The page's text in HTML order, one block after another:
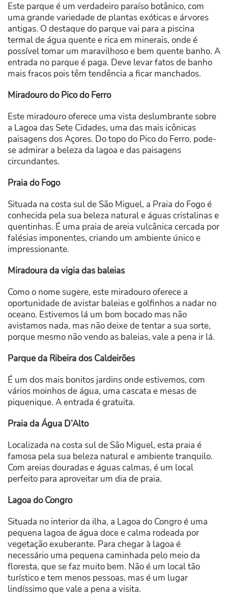
Este parque é um verdadeiro paraíso botânico, com
uma grande variedade de plantas exóticas e árvores
antigas. O destaque do parque vai para a piscina
termal de água quente e rica em minerais, onde é
possível tomar um maravilhoso e bem quente banho. A
entrada no parque é paga. Deve levar fatos de banho
mais fracos pois têm tendência a ficar manchados.
Miradouro do Pico do Ferro
Este miradouro oferece uma vista deslumbrante sobre
a Lagoa das Sete Cidades, uma das mais icônicas
paisagens dos Açores. Do topo do Pico do Ferro, pode-
se admirar a beleza da lagoa e das paisagens
circundantes.
Praia do Fogo
Situada na costa sul de São Miguel, a Praia do Fogo é
conhecida pela sua beleza natural e águas cristalinas e
quentinhas. É uma praia de areia vulcânica cercada por
falésias imponentes, criando um ambiente único e
impressionante.
Miradoura da vigia das baleias
Como o nome sugere, este miradouro oferece a
oportunidade de avistar baleias e golfinhos a nadar no
oceano. Estivemos lá um bom bocado mas não
avistamos nada, mas não deixe de tentar a sua sorte,
porque mesmo não vendo as baleias, vale a pena ir lá.
Parque da Ribeira dos Caldeirões
É um dos mais bonitos jardins onde estivemos, com
vários moinhos de água, uma cascata e mesas de
piquenique. A entrada é gratuita.
Praia da Água D’Alto
Localizada na costa sul de São Miguel, esta praia é
famosa pela sua beleza natural e ambiente tranquilo.
Com areias douradas e águas calmas, é um local
perfeito para aproveitar um dia de praia.
Lagoa do Congro
Situada no interior da ilha, a Lagoa do Congro é uma
pequena lagoa de água doce e calma rodeada por
vegetação exuberante. Para chegar à lagoa é
necessário uma pequena caminhada pelo meio da
floresta, que se faz muito bem. Não é um local tão
turístico e tem menos pessoas, mas é um lugar
lindíssimo que vale a pena a visita.